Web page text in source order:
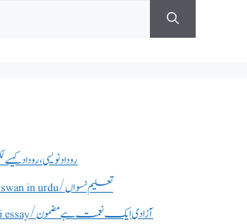
روداد نویسی ،روداد
essay on taleem e niswan in urdu/تعلیم نسواں
azadi aik Naimat hai essay/آزادی ایک نعمت ہے مضمون